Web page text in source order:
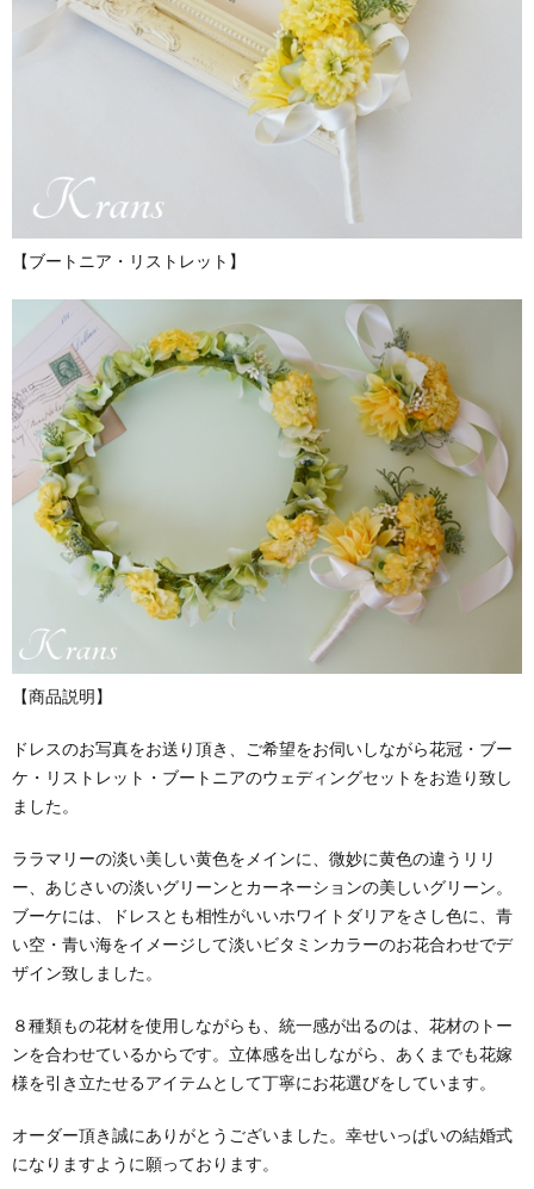
【ブートニア・リストレット】
【商品説明】
ドレスのお写真をお送り頂き、ご希望をお伺いしながら花冠・ブー
ケ・リストレット・ブートニアのウェディングセットをお造り致し
ました。
ララマリーの淡い美しい黄色をメインに、微妙に黄色の違うリリ
ー、あじさいの淡いグリーンとカーネーションの美しいグリーン。
ブーケには、ドレスとも相性がいいホワイトダリアをさし色に、青
い空・青い海をイメージして淡いビタミンカラーのお花合わせでデ
ザイン致しました。
８種類もの花材を使用しながらも、統一感が出るのは、花材のトー
ンを合わせているからです。立体感を出しながら、あくまでも花嫁
様を引き立たせるアイテムとして丁寧にお花選びをしています。
オーダー頂き誠にありがとうございました。幸せいっぱいの結婚式
になりますように願っております。